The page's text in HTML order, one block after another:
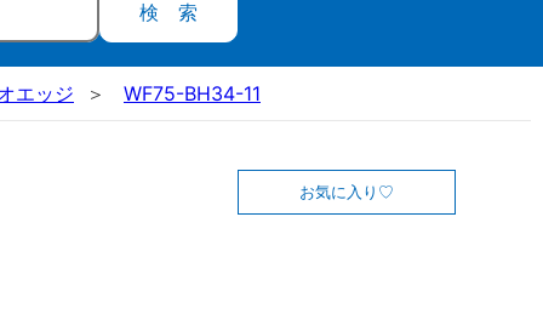
検索
エッジ WF75-BH34-11
お気に入り